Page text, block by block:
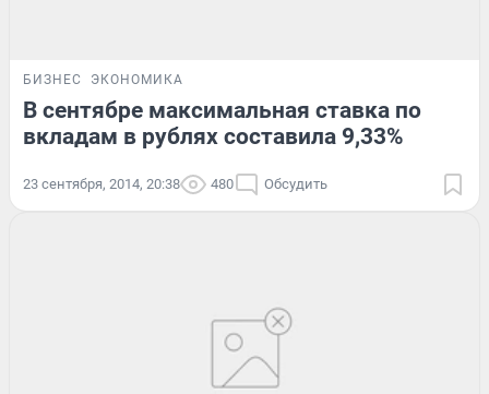
БИЗНЕС ЭКОНОМИКА
В сентябре максимальная ставка по
вкладам в рублях составила 9,33%
23 сентября, 2014, 20:38 480 Обсудить